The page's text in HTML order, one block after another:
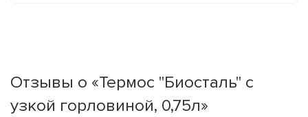
Отзывы о «Термос "Биосталь" с
узкой горловиной, 0,75л»